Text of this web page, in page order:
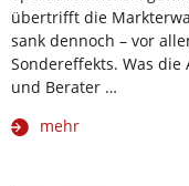
übertrifft die
sank dennoch – vor
Sondereffekts. Was
und Berater …
mehr